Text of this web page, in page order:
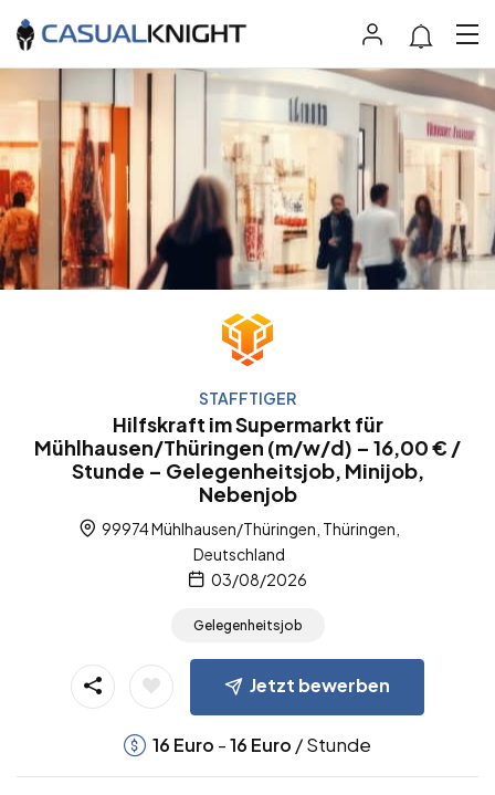
STAFFTIGER
Hilfskraft im Supermarkt für
Mühlhausen/Thüringen (m/w/d) – 16,00 € /
Stunde – Gelegenheitsjob, Minijob,
Nebenjob
99974 Mühlhausen/Thüringen, Thüringen,
Deutschland
03/08/2026
Gelegenheitsjob
Jetzt bewerben
16 Euro -16 Euro / Stunde